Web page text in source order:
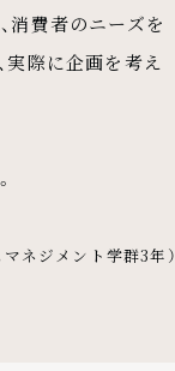
消費者のニーズを
実際に企画を考え
ネジメント学群3年）